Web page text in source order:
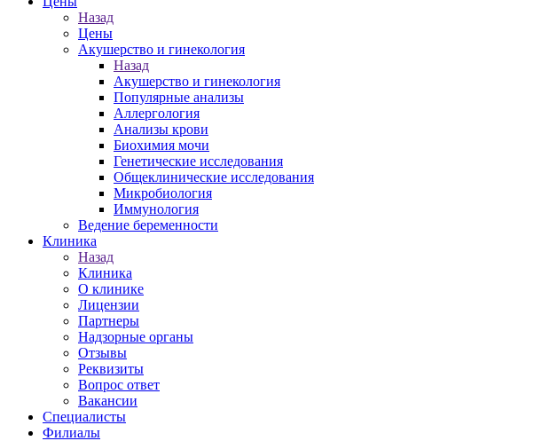
Назад
Цены
Акушерство и гинекология
Назад
Акушерство и гинекология
Популярные анализы
Аллергология
Анализы крови
Биохимия мочи
Генетические исследования
Общеклинические исследования
Микробиология
Иммунология
Ведение беременности
Клиника
Назад
Клиника
О клинике
Лицензии
Партнеры
Надзорные органы
Отзывы
Реквизиты
Вопрос ответ
Вакансии
Специалисты
Филиалы